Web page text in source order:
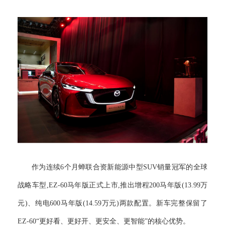
作为连续6个月蝉联合资新能源中型SUV销量冠军的全球
战略车型,EZ-60马年版正式上市,推出增程200马年版(13.99万
元)、纯电600马年版(14.59万元)两款配置。新车完整保留了
EZ-60“更好看、更好开、更安全、更智能”的核心优势。